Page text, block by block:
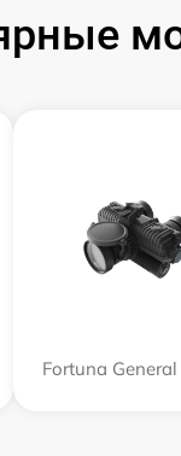
Fortuna